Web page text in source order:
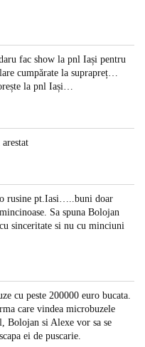
fac show la pnl Iași pentru
cumpărate la suprapreț…
la pnl Iași…
rusine pt.Iasi…..buni doar
Sa spuna Bolojan
sinceritate si nu cu minciuni
cu peste 200000 euro bucata.
care vindea microbuzele
Bolojan si Alexe vor sa se
ei de puscarie.